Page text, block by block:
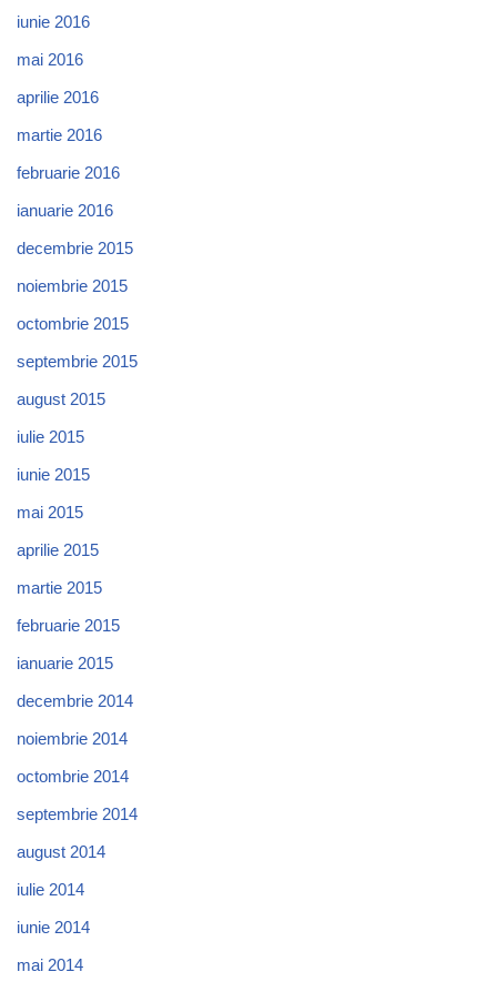
iunie 2016
mai 2016
aprilie 2016
martie 2016
februarie 2016
ianuarie 2016
decembrie 2015
noiembrie 2015
octombrie 2015
septembrie 2015
august 2015
iulie 2015
iunie 2015
mai 2015
aprilie 2015
martie 2015
februarie 2015
ianuarie 2015
decembrie 2014
noiembrie 2014
octombrie 2014
septembrie 2014
august 2014
iulie 2014
iunie 2014
mai 2014